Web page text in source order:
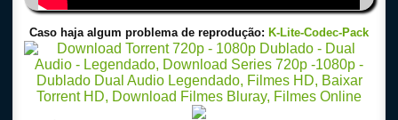
Caso haja algum problema de reprodução: K-Lite-Codec-Pack